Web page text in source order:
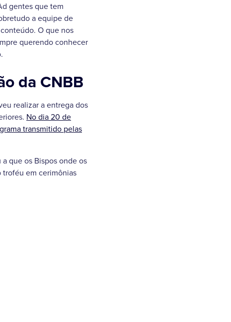
gentes que tem
a equipe de
O que nos
querendo conhecer
da CNBB
realizar a entrega dos
No dia 20 de
transmitido pelas
que os Bispos onde os
troféu em cerimônias